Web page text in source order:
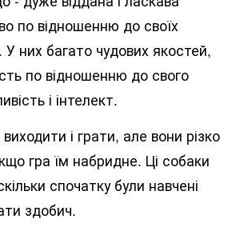
по відношенню до своїх
У них багато чудових якостей,
по відношенню до свого
і інтелект.
і грати, але вони різко
гра їм набридне. Ці собаки
спочатку були навчені
здобич.